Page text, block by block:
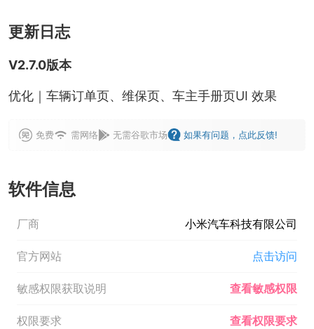
更新日志
V2.7.0版本
优化｜车辆订单页、维保页、车主手册页UI 效果
免费 需网络 无需谷歌市场 如果有问题，点此反馈!
软件信息
厂商 小米汽车科技有限公司
官方网站 点击访问
敏感权限获取说明 查看敏感权限
权限要求 查看权限要求